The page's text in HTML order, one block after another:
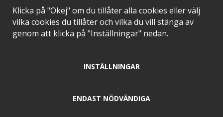
EN DEL AV
Klicka på "Okej" om du tillåter alla cookies eller välj
vilka cookies du tillåter och vilka du vill stänga av
genom att klicka på "Inställningar" nedan.
INSTÄLLNINGAR
ENDAST NÖDVÄNDIGA